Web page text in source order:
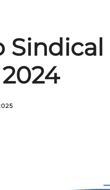
Sindical